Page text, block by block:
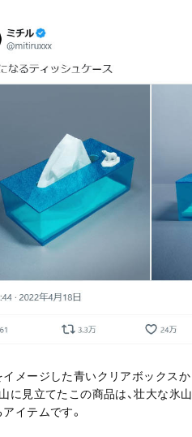
イメージした青いクリアボックス
に見立てたこの商品は、壮大な氷
アイテムです。